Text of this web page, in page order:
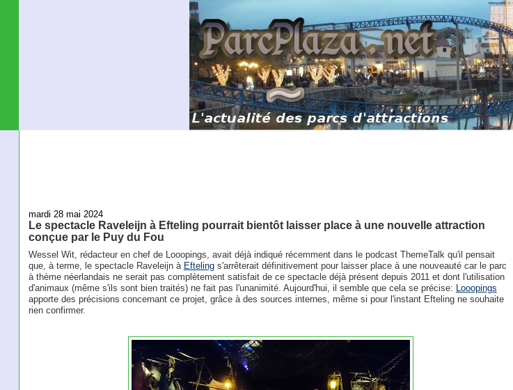
mardi 28 mai 2024
Le spectacle Raveleijn à Efteling pourrait bientôt laisser place à une nouvelle attraction
conçue par le Puy du Fou
Wessel Wit, rédacteur en chef de Looopings, avait déjà indiqué récemment dans le podcast ThemeTalk qu'il pensait
que, à terme, le spectacle Raveleijn à Eftelings'arrêterait définitivement pour laisser place à une nouveauté car le parc
à thème néerlandais ne serait pas complètement satisfait de ce spectacle déjà présent depuis 2011 et dont l'utilisation
d'animaux (même s'ils sont bien traités) ne fait pas l'unanimité. Aujourd'hui, il semble que cela se précise: Looopings
apporte des précisions concernant ce projet, grâce à des sources internes, même si pour l'instant Efteling ne souhaite
rien confirmer.